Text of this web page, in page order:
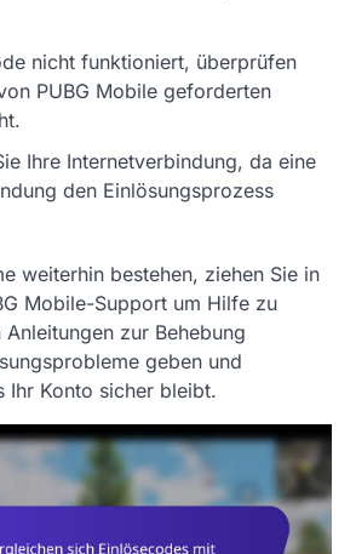
nicht funktioniert, überprüfen
PUBG Mobile geforderten
Ihre Internetverbindung, da eine
den Einlösungsprozess
weiterhin bestehen, ziehen Sie in
Mobile-Support um Hilfe zu
zur Behebung
geben und
Ihr Konto sicher bleibt.